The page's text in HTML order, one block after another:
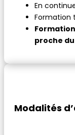
En
Formation
proche
Modalités